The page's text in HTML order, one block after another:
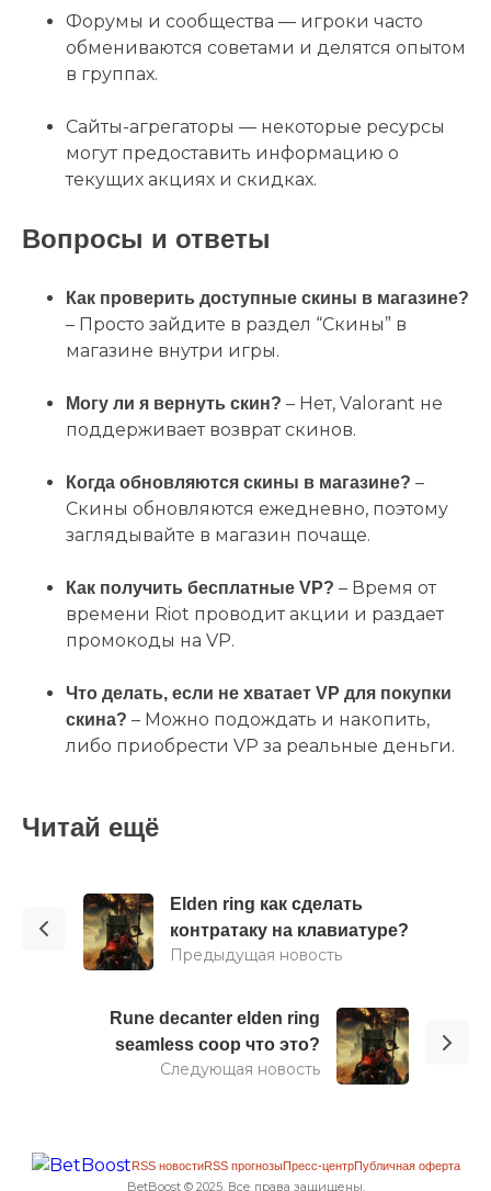
Форумы и сообщества — игроки часто
обмениваются советами и делятся опытом
в группах.
Сайты-агрегаторы — некоторые ресурсы
могут предоставить информацию о
текущих акциях и скидках.
Вопросы и ответы
Как проверить доступные скины в магазине?
– Просто зайдите в раздел “Скины” в
магазине внутри игры.
Могу ли я вернуть скин? – Нет, Valorant не
поддерживает возврат скинов.
Когда обновляются скины в магазине? –
Скины обновляются ежедневно, поэтому
заглядывайте в магазин почаще.
Как получить бесплатные VP? – Время от
времени Riot проводит акции и раздает
промокоды на VP.
Что делать, если не хватает VP для покупки
скина? – Можно подождать и накопить,
либо приобрести VP за реальные деньги.
Читай ещё
Elden ring как сделать
контратаку на клавиатуре?
Предыдущая новость
Rune decanter elden ring
seamless coop что это?
Следующая новость
RSS новостиRSS прогнозыПресс-центрПубличная оферта
BetBoost © 2025. Все права защищены.